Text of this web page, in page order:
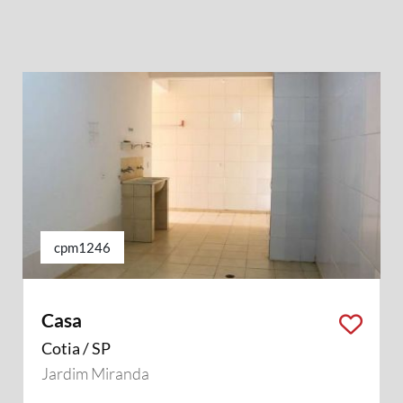
cpm1246
Casa
Cotia / SP
Jardim Miranda